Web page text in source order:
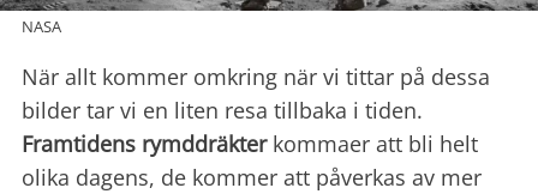
NASA
När allt kommer omkring när vi tittar på dessa
bilder tar vi en liten resa tillbaka i tiden.
Framtidens rymddräkterkommaer att bli helt
olika dagens, de kommer att påverkas av mer